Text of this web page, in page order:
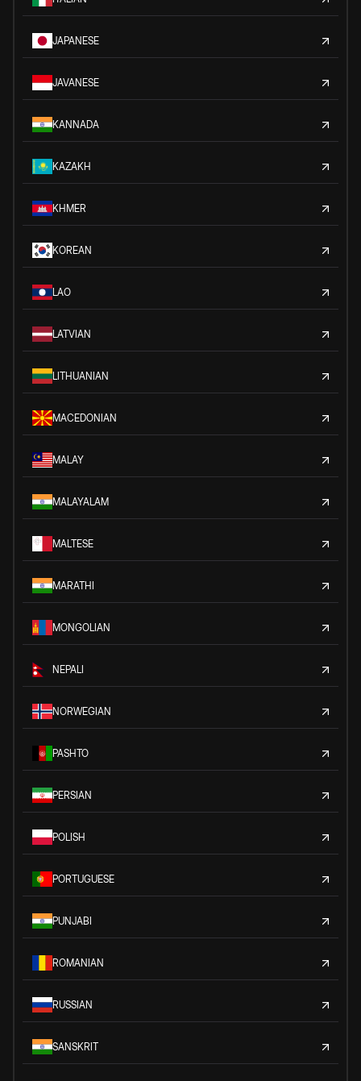
JAPANESE
JAVANESE
KANNADA
KAZAKH
KHMER
KOREAN
LAO
LATVIAN
LITHUANIAN
MACEDONIAN
MALAY
MALAYALAM
MALTESE
MARATHI
MONGOLIAN
NEPALI
NORWEGIAN
PASHTO
PERSIAN
POLISH
PORTUGUESE
PUNJABI
ROMANIAN
RUSSIAN
SANSKRIT